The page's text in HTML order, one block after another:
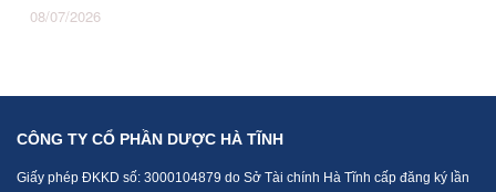
08/07/2026
CÔNG TY CỔ PHẦN DƯỢC HÀ TĨNH
Giấy phép ĐKKD số: 3000104879 do Sở Tài chính Hà Tĩnh cấp đăng ký lần